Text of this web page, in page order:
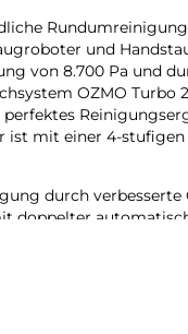
und
von 8.700 Pa und
OZMO Turbo
ist mit einer 4-
durch verbesserte
doppelter
für ein blitzsauberes